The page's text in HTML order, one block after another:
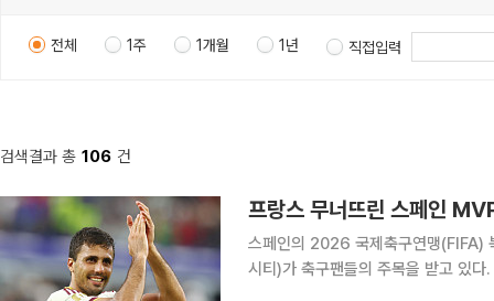
전체 1주 1개월 1년 직접입력
검색결과 총 106 건
프랑스 무너뜨린 스페인
스페인의 2026 국제축구연맹(FIFA)
시티)가 축구팬들의 주목을 받고 있다. 스페인은 15일(한국시간) 미국 텍사스주 알링턴의 댈러스 스